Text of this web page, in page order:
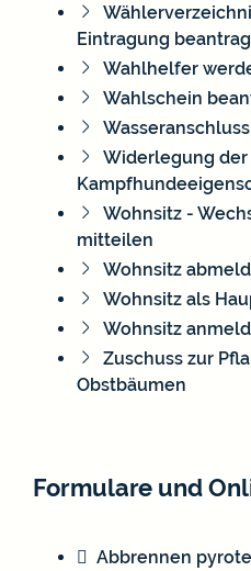
Eintragung
Wahlhelfer
Wahlschein
Widerlegung
Wohnsitz -
mitteilen
Wohnsitz
Wohnsitz als
Wohnsitz
Zuschuss zur
Obstbäumen
Formulare und
Abbrennen